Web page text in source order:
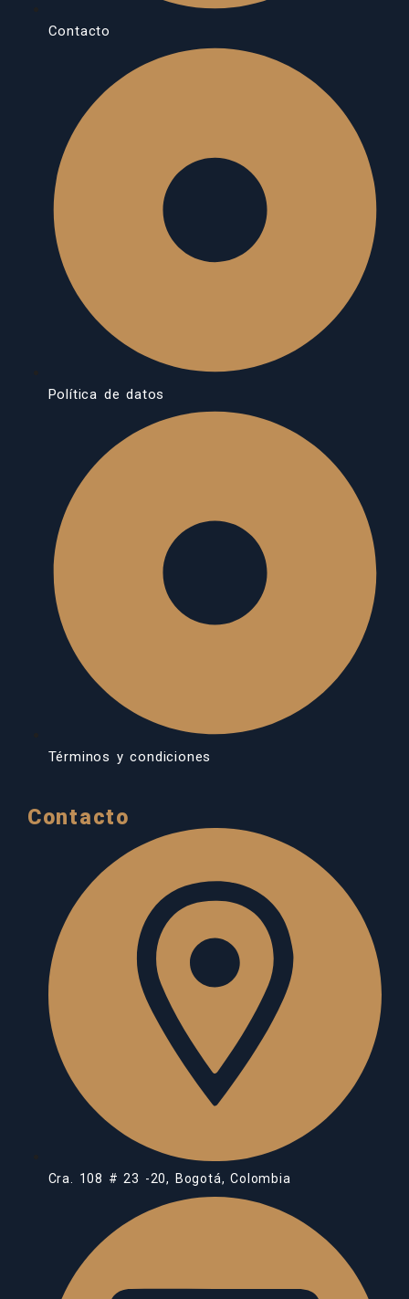
Contacto
Política de datos
Términos y condiciones
Contacto
Cra. 108 # 23 -20, Bogotá, Colombia